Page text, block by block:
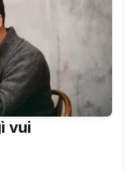
vui